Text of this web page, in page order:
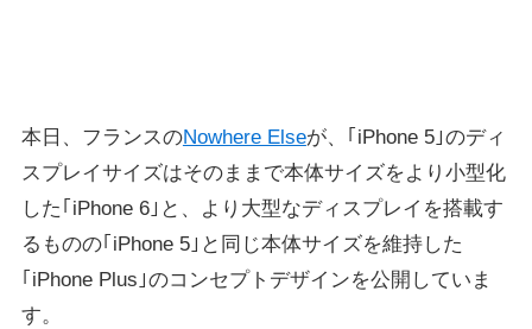
本日、フランスのNowhere Elseが、｢iPhone 5｣のディ
スプレイサイズはそのままで本体サイズをより小型化
した｢iPhone 6｣と、より大型なディスプレイを搭載す
るものの｢iPhone 5｣と同じ本体サイズを維持した
｢iPhone Plus｣のコンセプトデザインを公開していま
す。